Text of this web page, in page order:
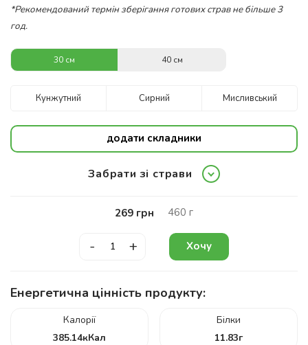
*Рекомендований термін зберігання готових страв не більше 3
год.
30 см 40 см
Кунжутний Сирний Мисливський
додати складники
Забрати зі страви
269 грн 460 г
- + Хочу
Енергетична цінність продукту:
Калорії
385.14кКал
Білки
11.83г